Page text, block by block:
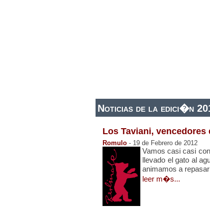
Noticias de la edici�n
Los Taviani, vencedores
Romulo - 19 de Febrero de 2012
Vamos casi casi
llevado el gato al
animamos a
leer m�s...